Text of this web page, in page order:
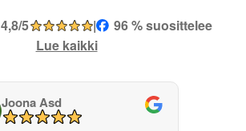
4,8/5 |
96 % suosittelee
Lue kaikki
Joona Asd